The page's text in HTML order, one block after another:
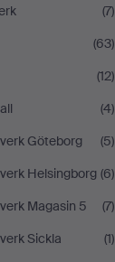
(7)
(63)
(12)
(4)
Göteborg
(5)
Helsingborg (6)
Magasin 5
(7)
Sickla
(1)